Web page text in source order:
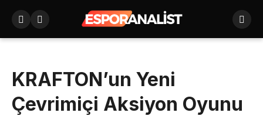
KRAFTON’un Yeni
Çevrimiçi Aksiyon Oyunu